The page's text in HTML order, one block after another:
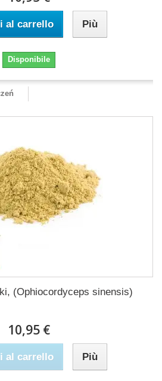
al carrello Più
Disponibile
(Ophiocordyceps sinensis)
10,95 €
al carrello Più